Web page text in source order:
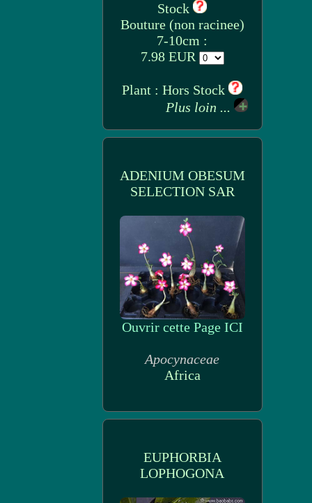
Stock
Bouture (non racinee)
7-10cm :
7.98 EUR
Plant : Hors Stock
Plus loin ...
ADENIUM OBESUM
SELECTION SAR
Ouvrir cette Page ICI
Apocynaceae
Africa
EUPHORBIA
LOPHOGONA